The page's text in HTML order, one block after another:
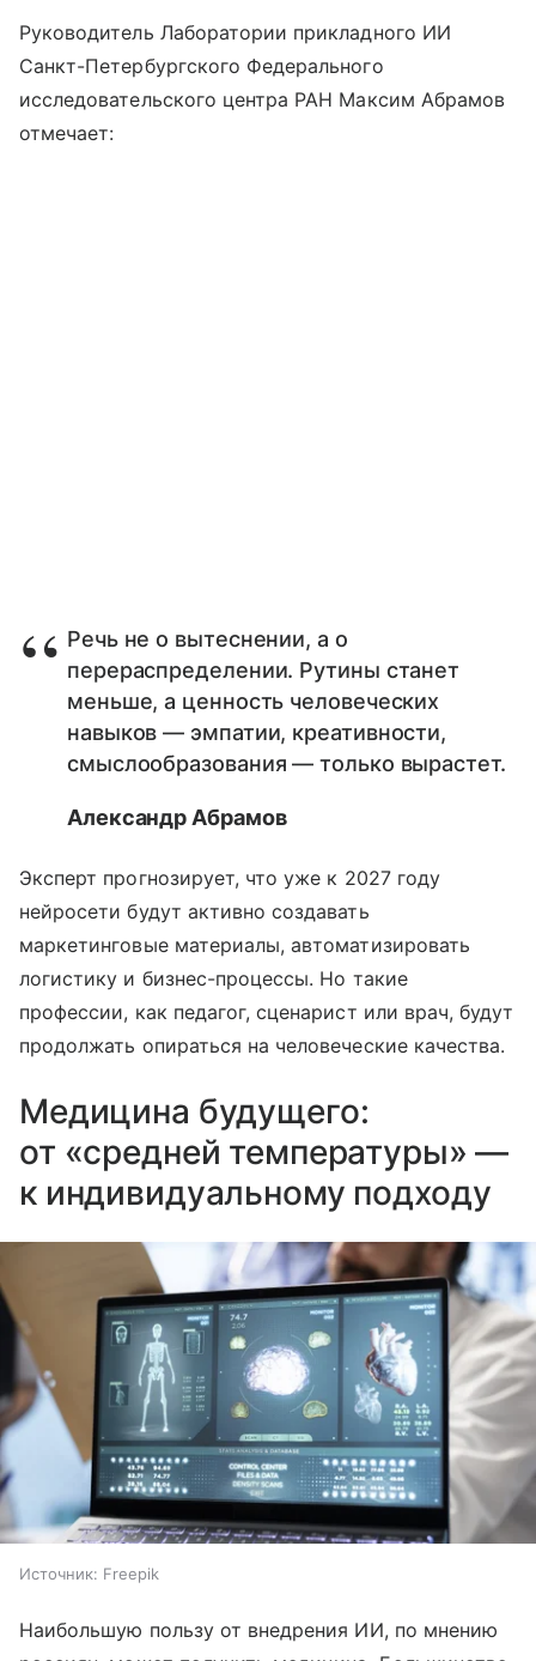
Руководитель Лаборатории прикладного ИИ
Санкт-Петербургского Федерального
исследовательского центра РАН Максим Абрамов
отмечает:
Речь не о вытеснении, а о
перераспределении. Рутины станет
меньше, а ценность человеческих
навыков — эмпатии, креативности,
смыслообразования — только вырастет.
Александр Абрамов
Эксперт прогнозирует, что уже к 2027 году
нейросети будут активно создавать
маркетинговые материалы, автоматизировать
логистику и бизнес-процессы. Но такие
профессии, как педагог, сценарист или врач, будут
продолжать опираться на человеческие качества.
Медицина будущего:
от «средней температуры» —
к индивидуальному подходу
Источник: Freepik
Наибольшую пользу от внедрения ИИ, по мнению